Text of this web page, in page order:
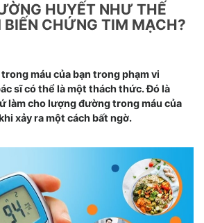
HUYẾT NHƯ THẾ
BIẾN CHỨNG TIM MẠCH?
máu của bạn trong phạm vi
sĩ có thể là một thách thức. Đó là
làm cho lượng đường trong máu của
xảy ra một cách bất ngờ.